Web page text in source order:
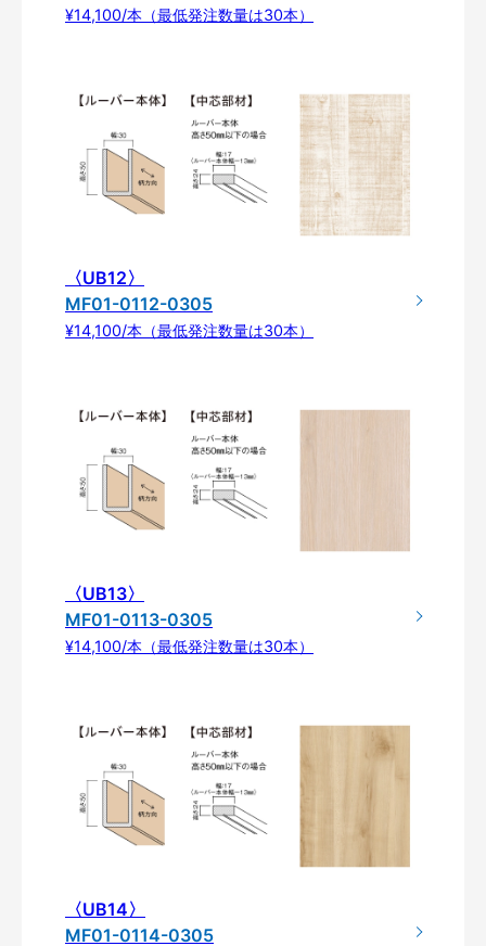
¥14,100/本（最低発注数量は30本）
〈UB12〉
MF01-0112-0305
¥14,100/本（最低発注数量は30本）
〈UB13〉
MF01-0113-0305
¥14,100/本（最低発注数量は30本）
〈UB14〉
MF01-0114-0305